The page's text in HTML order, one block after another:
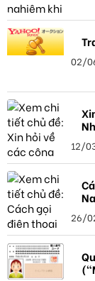
02/
12/
26/